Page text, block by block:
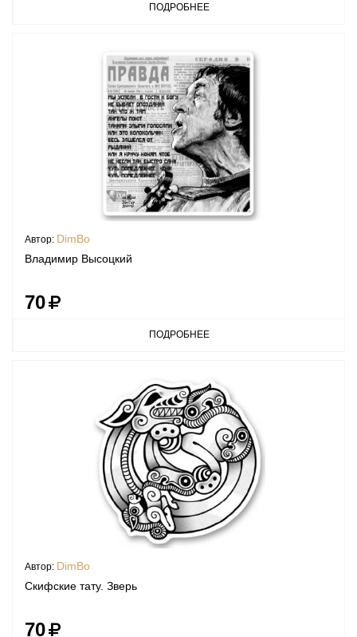
ПОДРОБНЕЕ
Автор: DimBo
Владимир Высоцкий
70
ПОДРОБНЕЕ
Автор: DimBo
Скифские тату. Зверь
70